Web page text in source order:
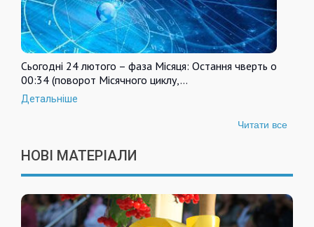
Сьогодні 24 лютого – фаза Місяця: Остання чверть о
00:34 (поворот Місячного циклу,…
Детальніше
Читати все
НОВІ МАТЕРІАЛИ